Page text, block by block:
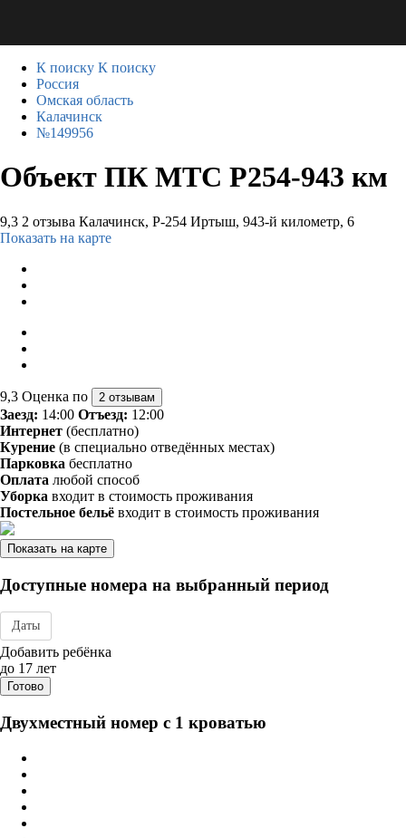
К поиску К поиску
Россия
Омская область
Калачинск
№149956
Объект ПК МТС Р254-943 км
9,3 2 отзыва Калачинск, Р-254 Иртыш, 943-й километр, 6
Показать на карте
9,3 Оценка по 2 отзывам
Заезд: 14:00 Отъезд: 12:00
Интернет (бесплатно)
Курение (в специально отведённых местах)
Парковка бесплатно
Оплата любой способ
Уборка входит в стоимость проживания
Постельное бельё входит в стоимость проживания
Показать на карте
Доступные номера на выбранный период
Даты
Дата заезда - отъезда
Добавить ребёнка
до 17 лет
Готово
Двухместный номер с 1 кроватью